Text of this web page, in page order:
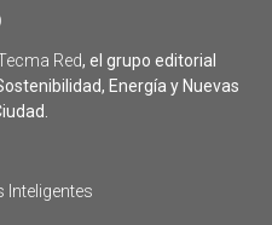
Red, el grupo editorial
Energía y Nuevas
Inteligentes